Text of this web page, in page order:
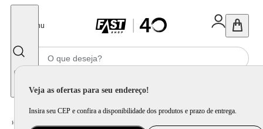
Menu
Veja as ofertas para seu endereço!
Insira seu CEP e confira a disponibilidade dos produtos e prazo de entrega.
Home